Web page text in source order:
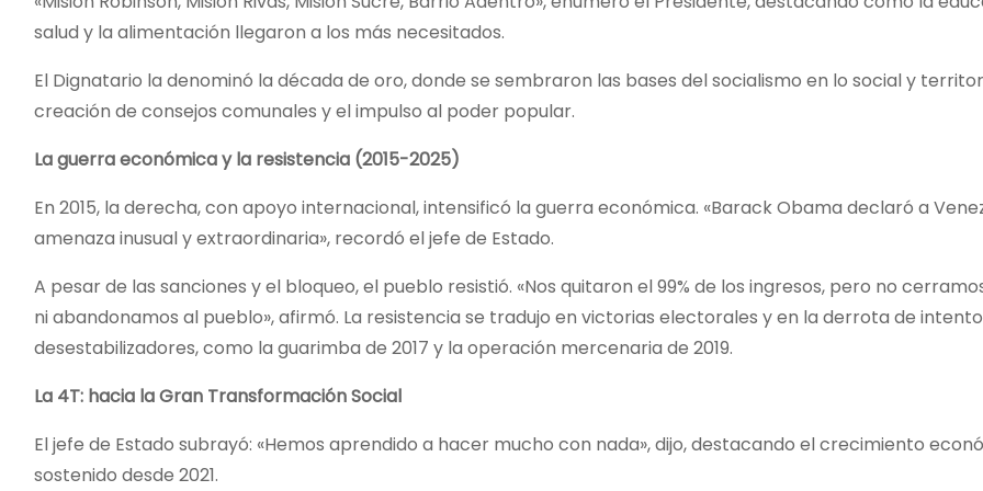
salud y la alimentación llegaron a los más necesitados.
El Dignatario la denominó la década de oro, donde se sembraron las bases del socialismo en lo social y
creación de consejos comunales y el impulso al poder popular.
La guerra económica y la resistencia (2015-2025)
En 2015, la derecha, con apoyo internacional, intensificó la guerra económica. «Barack Obama declaró a
amenaza inusual y extraordinaria», recordó el jefe de Estado.
A pesar de las sanciones y el bloqueo, el pueblo resistió. «Nos quitaron el 99% de los ingresos, pero no
ni abandonamos al pueblo», afirmó. La resistencia se tradujo en victorias electorales y en la derrota de
desestabilizadores, como la guarimba de 2017 y la operación mercenaria de 2019.
La 4T: hacia la Gran Transformación Social
El jefe de Estado subrayó: «Hemos aprendido a hacer mucho con nada», dijo, destacando el crecimiento
sostenido desde 2021.